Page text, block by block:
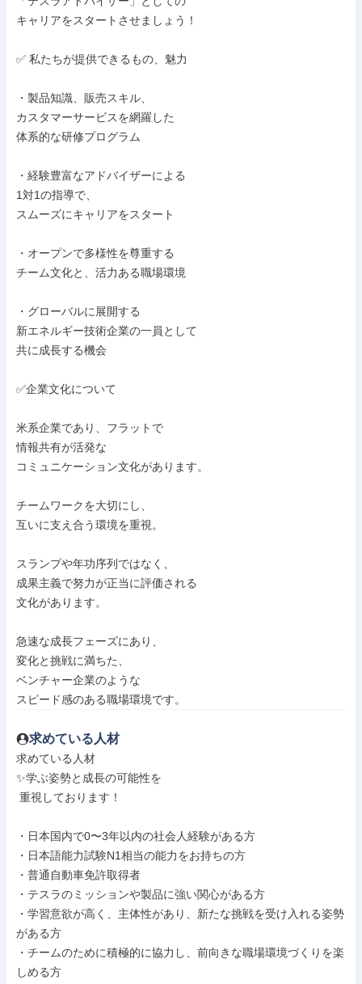
キャリアをスタートさせましょう！
✅ 私たちが提供できるもの、魅力
・製品知識、販売スキル、
カスタマーサービスを網羅した
体系的な研修プログラム
・経験豊富なアドバイザーによる
1対1の指導で、
スムーズにキャリアをスタート
・オープンで多様性を尊重する
チーム文化と、活力ある職場環境
・グローバルに展開する
新エネルギー技術企業の一員として
共に成長する機会
✅企業文化について
米系企業であり、フラットで
情報共有が活発な
コミュニケーション文化があります。
チームワークを大切にし、
互いに支え合う環境を重視。
スランプや年功序列ではなく、
成果主義で努力が正当に評価される
文化があります。
急速な成長フェーズにあり、
変化と挑戦に満ちた、
ベンチャー企業のような
スピード感のある職場環境です。
求めている人材
求めている人材
✨学ぶ姿勢と成長の可能性を
・日本国内で0〜3年以内の社会人経験がある方
・日本語能力試験N1相当の能力をお持ちの方
・普通自動車免許取得者
・テスラのミッションや製品に強い関心がある方
・学習意欲が高く、主体性があり、新たな挑戦を受け入れる姿勢
がある方
・チームのために積極的に協力し、前向きな職場環境づくりを楽
しめる方